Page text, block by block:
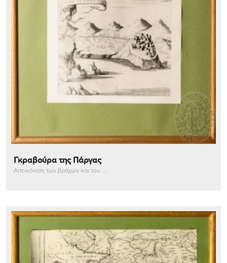
Γκραβούρα της Πάργας
Απεικόνιση των βράχων και του ...